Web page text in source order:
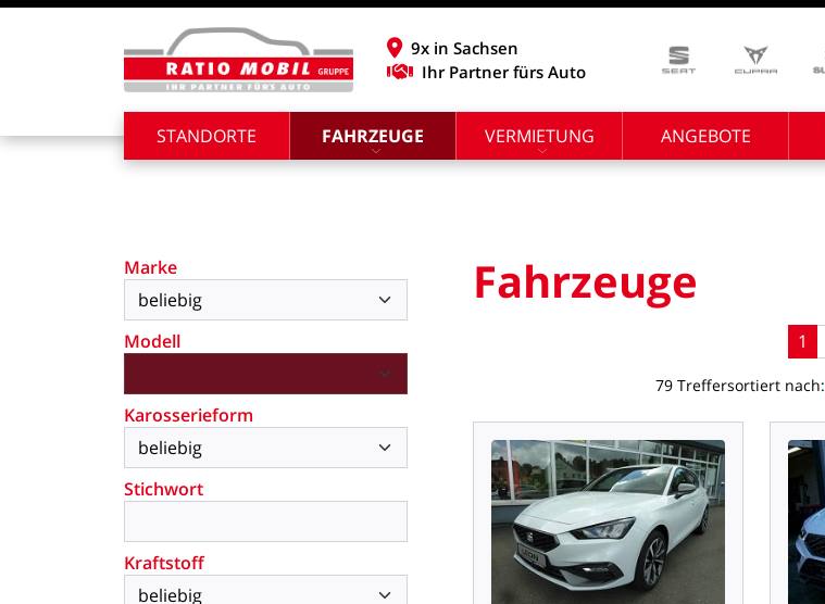
9x in Sachsen
Ihr Partner fürs Auto
STANDORTE FAHRZEUGE VERMIETUNG ANGEBOTE
Marke
Modell
Karosserieform
Stichwort
Kraftstoff
Fahrzeuge
1
79 Treffersortiert nach: